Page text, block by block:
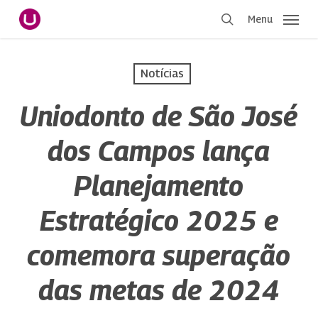
Pular
para
Menu
Notícias
Uniodonto de São José
dos Campos lança
Planejamento
Estratégico 2025 e
comemora superação
das metas de 2024